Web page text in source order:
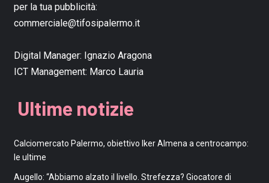
per la tua pubblicità:
commerciale@tifosipalermo.it
Digital Manager: Ignazio Aragona
ICT Management: Marco Lauria
Ultime notizie
Calciomercato Palermo, obiettivo Iker Almena a centrocampo:
le ultime
Augello: “Abbiamo alzato il livello. Strefezza? Giocatore di